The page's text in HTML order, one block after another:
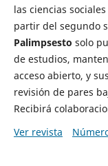
las ciencias
partir del segundo
Palimpsesto solo
de estudios,
acceso abierto, y
revisión de pares
Recibirá
Ver revista